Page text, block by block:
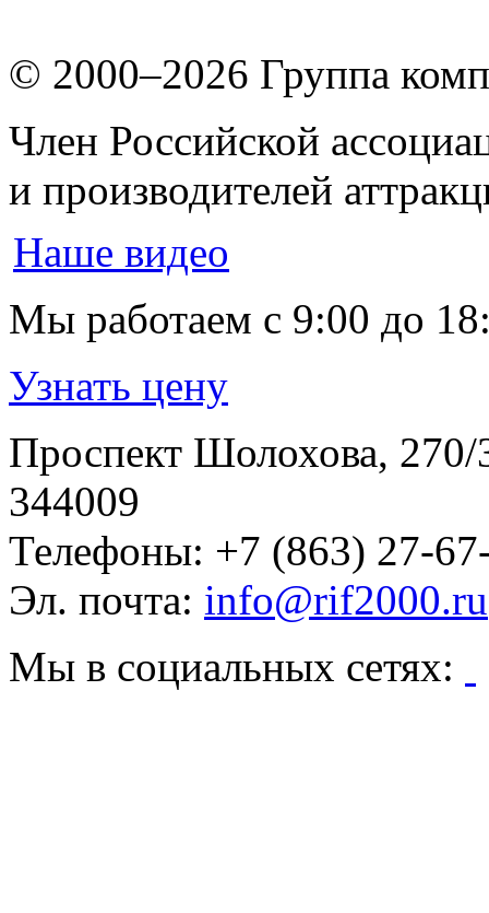
© 2000–2026 Группа
Член Российской
и производителей
Наше видео
Мы работаем с 9:00 до
Узнать цену
Проспект Шолохова, 270/
344009
Телефоны: +7 (863) 27-
Эл. почта: info@rif2000.ru
Мы в социальных сетях: